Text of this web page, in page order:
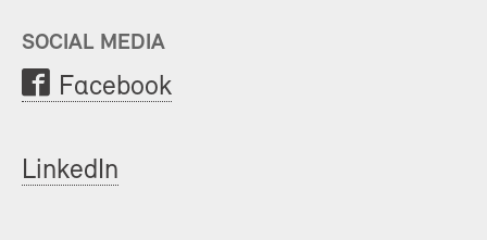
SOCIAL MEDIA
Facebook
LinkedIn